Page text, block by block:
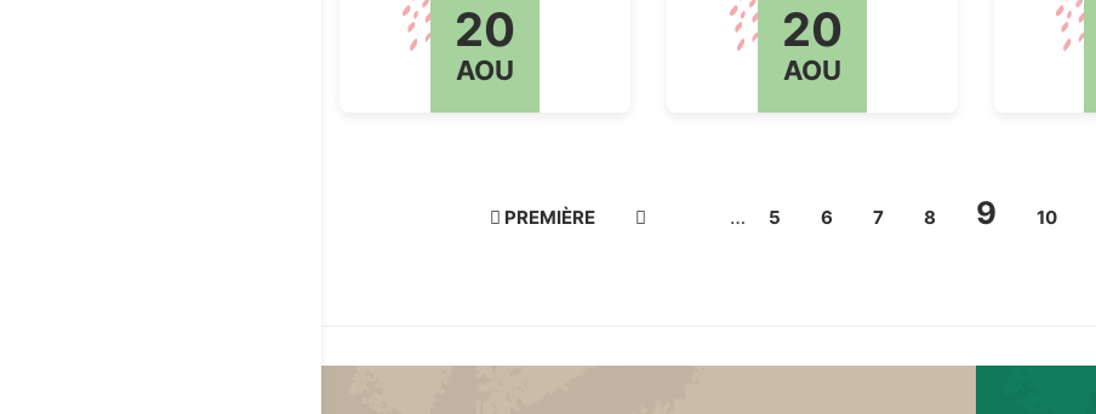
20
AOU
20
AOU
PREMIÈRE
PREMIÈRE … PAGE
5 PAGE
6 PAGE
7 PAGE
8
PAGE
9 PAGE
10